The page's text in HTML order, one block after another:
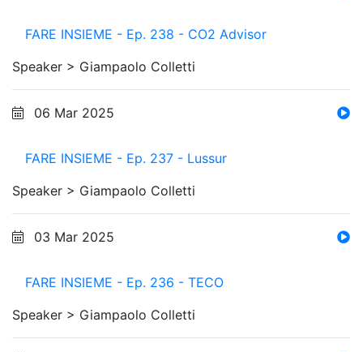
FARE INSIEME - Ep. 238 - CO2 Advisor
Speaker > Giampaolo Colletti
06 Mar 2025
FARE INSIEME - Ep. 237 - Lussur
Speaker > Giampaolo Colletti
03 Mar 2025
FARE INSIEME - Ep. 236 - TECO
Speaker > Giampaolo Colletti